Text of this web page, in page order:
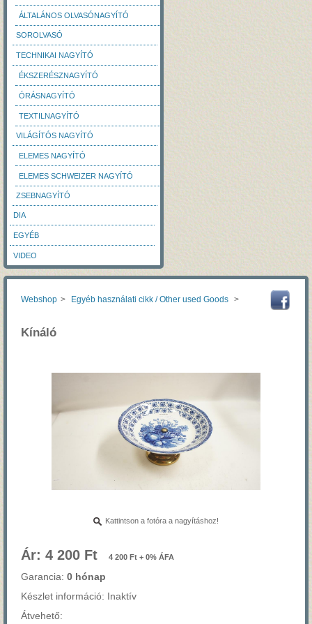
ÁLTALÁNOS OLVASÓNAGYÍTÓ
SOROLVASÓ
TECHNIKAI NAGYÍTÓ
ÉKSZERÉSZNAGYÍTÓ
ÓRÁSNAGYÍTÓ
TEXTILNAGYÍTÓ
VILÁGÍTÓS NAGYÍTÓ
ELEMES NAGYÍTÓ
ELEMES SCHWEIZER NAGYÍTÓ
ZSEBNAGYÍTÓ
DIA
EGYÉB
VIDEO
Webshop > Egyéb használati cikk / Other used Goods >
Kínáló
Kattintson a fotóra a nagyításhoz!
Ár: 4 200 Ft 4 200 Ft + 0% ÁFA
Garancia: 0 hónap
Készlet információ: Inaktív
Átvehető: